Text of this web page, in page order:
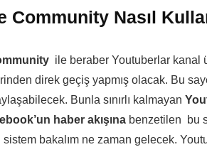
Community Nasıl
ile beraber Youtuberlar kanal
direk geçiş yapmış olacak. Bu
Bunla sınırlı kalmayan
haber akışına benzetilen bu
bakalım ne zaman gelecek.